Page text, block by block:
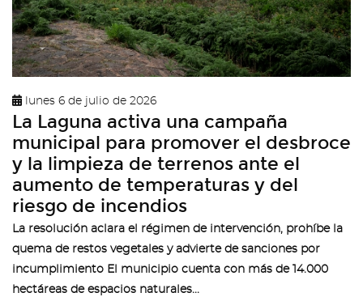
lunes 6 de julio de 2026
La Laguna activa una campaña
municipal para promover el desbroce
y la limpieza de terrenos ante el
aumento de temperaturas y del
riesgo de incendios
La resolución aclara el régimen de intervención, prohíbe la
quema de restos vegetales y advierte de sanciones por
incumplimiento El municipio cuenta con más de 14.000
hectáreas de espacios naturales...